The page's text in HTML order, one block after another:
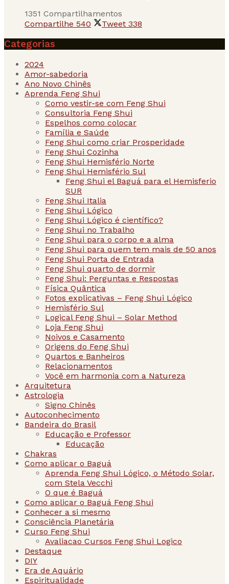
1351 Compartilhamentos
Compartilhe 540 Tweet 338
Categorias
2024
Amor-sabedoria
Ano Novo Chinês
Aprenda Feng Shui
Como vestir-se com Feng Shui
Consultoria Feng Shui
Espelhos como colocar
Família e Saúde
Feng Shui como criar Prosperidade
Feng Shui Cozinha
Feng Shui Hemisfério Norte
Feng Shui Hemisfério Sul
Feng Shui el Baguá para el Hemisferio
SUR
Feng Shui Italia
Feng Shui Lógico
Feng Shui Lógico é científico?
Feng Shui no Trabalho
Feng Shui para o corpo e a alma
Feng Shui para quem tem mais de 50 anos
Feng Shui Porta de Entrada
Feng Shui quarto de dormir
Feng Shui: Perguntas e Respostas
Física Quântica
Fotos explicativas – Feng Shui Lógico
Hemisfério Sul
Logical Feng Shui – Solar Method
Loja Feng Shui
Noivos e Casamento
Origens do Feng Shui
Quartos e Banheiros
Relacionamentos
Você em harmonia com a Natureza
Arquitetura
Astrologia
Signo Chinês
Autoconhecimento
Bandeira do Brasil
Educação e Professor
Educação
Chakras
Como aplicar o Baguá
Aprenda Feng Shui Lógico, o Método Solar,
com Stela Vecchi
O que é Baguá
Como aplicar o Baguá Feng Shui
Conhecer a si mesmo
Consciência Planetária
Curso Feng Shui
Avaliacao Cursos Feng Shui Logico
Destaque
DIY
Era de Aquário
Espiritualidade